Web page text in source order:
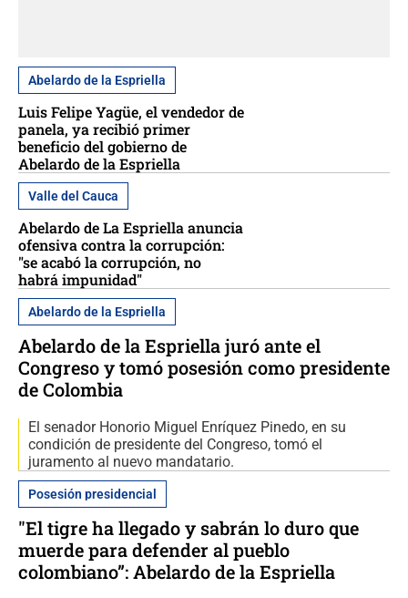
Abelardo de la Espriella
Luis Felipe Yagüe, el vendedor de
panela, ya recibió primer
beneficio del gobierno de
Abelardo de la Espriella
Valle del Cauca
Abelardo de La Espriella anuncia
ofensiva contra la corrupción:
"se acabó la corrupción, no
habrá impunidad"
Abelardo de la Espriella
Abelardo de la Espriella juró ante el
Congreso y tomó posesión como presidente
de Colombia
El senador Honorio Miguel Enríquez Pinedo, en su
condición de presidente del Congreso, tomó el
juramento al nuevo mandatario.
Posesión presidencial
"El tigre ha llegado y sabrán lo duro que
muerde para defender al pueblo
colombiano”: Abelardo de la Espriella